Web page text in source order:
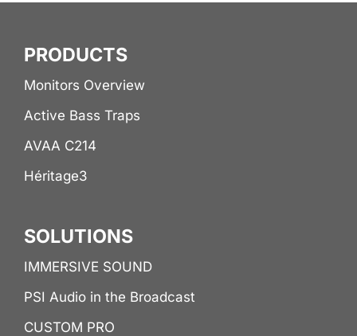
PRODUCTS
Monitors Overview
Active Bass Traps
AVAA C214
Héritage3
SOLUTIONS
IMMERSIVE SOUND
PSI Audio in the Broadcast
CUSTOM PRO